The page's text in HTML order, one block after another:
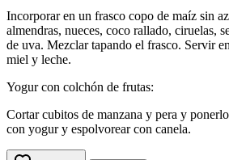
Incorporar en un frasco copo de maíz sin
almendras, nueces, coco rallado, ciruelas,
de uva. Mezclar tapando el frasco. Servir
miel y leche.
Yogur con colchón de frutas:
Cortar cubitos de manzana y pera y
con yogur y espolvorear con canela.